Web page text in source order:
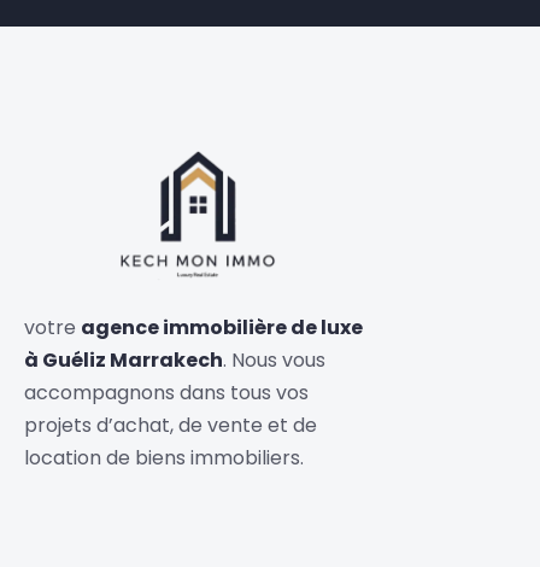
votre agence immobilière de luxe
à Guéliz Marrakech. Nous vous
accompagnons dans tous vos
projets d’achat, de vente et de
location de biens immobiliers.